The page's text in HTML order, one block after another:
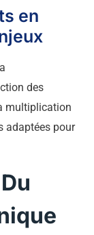
en
des
multiplication
adaptées pour